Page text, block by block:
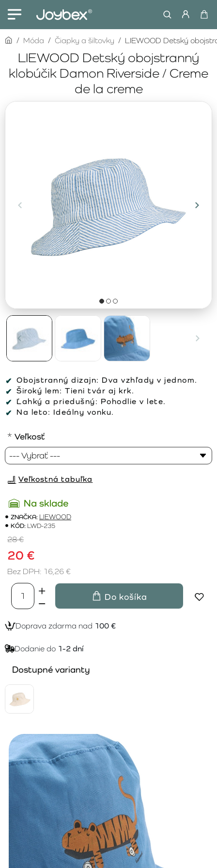
LIEWOOD Detský obojstranný
klobúčik Damon Riverside / Creme
de la creme
homeMóda Čiapky a šiltovky LIEWOOD Detský
Obojstranný dizajn: Dva vzhľady v jednom.
Široký lem: Tieni tvár aj krk.
Ľahký a priedušný: Pohodlie v lete.
Na leto: Ideálny vonku.
Na sklade
ZNAČKA: LIEWOOD
KÓD: LWD-235
20 €
28 €
Bez DPH: 16,26 €
Veľkosť
Do košíka
Veľkostná tabuľka
Doprava zdarma nad 100 €
Dodanie do 1-2 dní
Dostupné varianty